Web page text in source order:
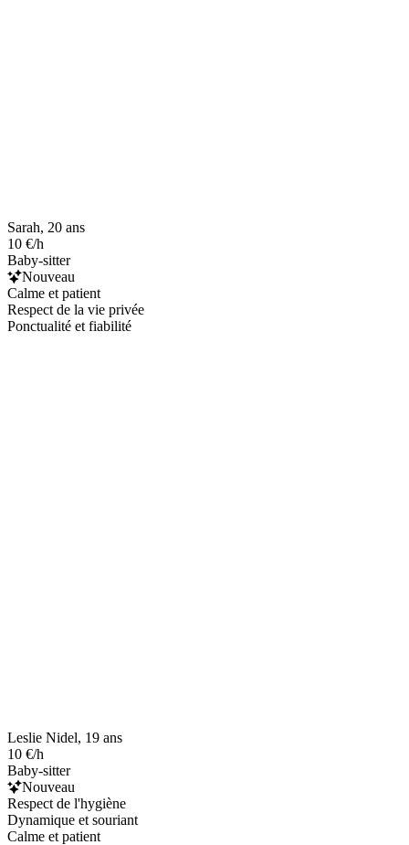
Sarah, 20 ans
10 €/h
Baby-sitter
Nouveau
Calme et patient
Respect de la vie privée
Ponctualité et fiabilité
Leslie Nidel, 19 ans
10 €/h
Baby-sitter
Nouveau
Respect de l'hygiène
Dynamique et souriant
Calme et patient